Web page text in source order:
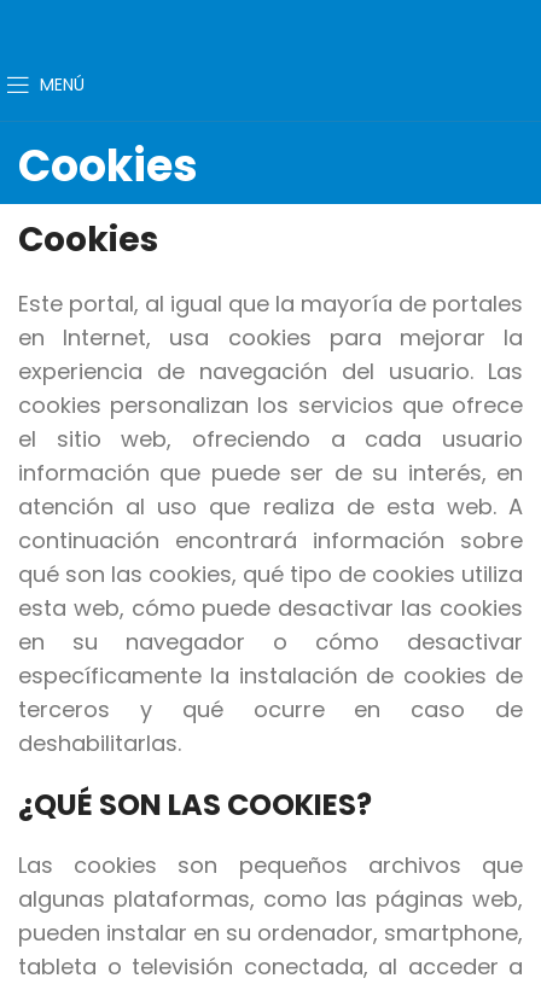
MENÚ
Cookies
Cookies
Este portal, al igual que la mayoría de portales
en Internet, usa cookies para mejorar la
experiencia de navegación del usuario. Las
cookies personalizan los servicios que ofrece
el sitio web, ofreciendo a cada usuario
información que puede ser de su interés, en
atención al uso que realiza de esta web. A
continuación encontrará información sobre
qué son las cookies, qué tipo de cookies utiliza
esta web, cómo puede desactivar las cookies
en su navegador o cómo desactivar
específicamente la instalación de cookies de
terceros y qué ocurre en caso de
deshabilitarlas.
¿QUÉ SON LAS COOKIES?
Las cookies son pequeños archivos que
algunas plataformas, como las páginas web,
pueden instalar en su ordenador, smartphone,
tableta o televisión conectada, al acceder a